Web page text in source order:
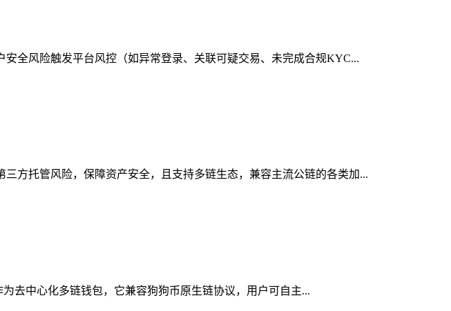
全风险触发平台风控（如异常登录、关联可疑交易、未完成合规KYC...
方托管风险，保障资产安全，且支持多链生态，兼容主流公链的各类加...
去中心化多链钱包，它兼容狗狗币原生链协议，用户可自主...